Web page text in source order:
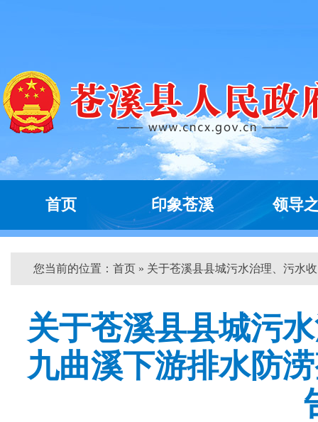
首页 印象苍溪 领导
您当前的位置： 首页 » 关于苍溪县县城污水治理、污水
关于苍溪县县城污
九曲溪下游排水防